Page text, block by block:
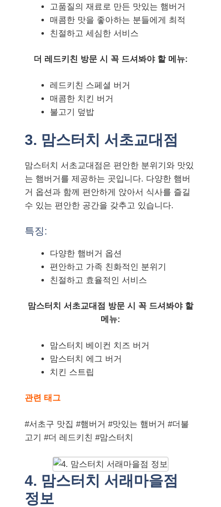
고품질의 재료로 만든 맛있는 햄버거
매콤한 맛을 좋아하는 분들에게 최적
친절하고 세심한 서비스
더 레드키친 방문 시 꼭 드셔봐야 할 메뉴:
레드키친 스페셜 버거
매콤한 치킨 버거
불고기 덮밥
3. 맘스터치 서초교대점
맘스터치 서초교대점은 편안한 분위기와 맛있
는 햄버거를 제공하는 곳입니다. 다양한 햄버
거 옵션과 함께 편안하게 앉아서 식사를 즐길
수 있는 편안한 공간을 갖추고 있습니다.
특징:
다양한 햄버거 옵션
편안하고 가족 친화적인 분위기
친절하고 효율적인 서비스
맘스터치 서초교대점 방문 시 꼭 드셔봐야 할
메뉴:
맘스터치 베이컨 치즈 버거
맘스터치 에그 버거
치킨 스트립
관련 태그
#서초구 맛집 #햄버거 #맛있는 햄버거 #더불
고기 #더 레드키친 #맘스터치
4. 맘스터치 서래마을점
정보